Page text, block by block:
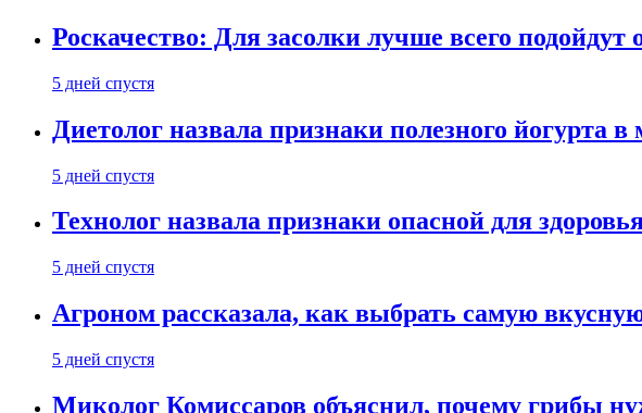
Роскачество: Для засолки лучше всего
5 дней спустя
Диетолог назвала признаки полезного йогурта в
5 дней спустя
Технолог назвала признаки опасной для
5 дней спустя
Агроном рассказала, как выбрать самую
5 дней спустя
Миколог Комиссаров объяснил, почему грибы